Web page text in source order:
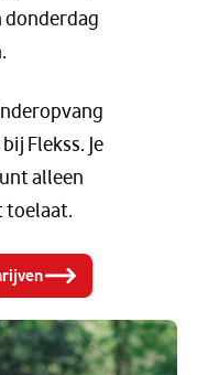
donderdag
Flekss. Je
alleen
toelaat.